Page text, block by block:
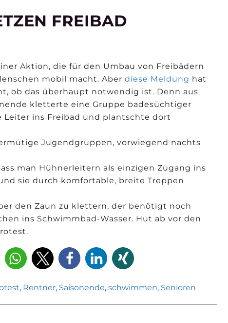
FREIBAD
Aktion, die für den Umbau von Freibädern
mobil macht. Aberdiese Meldung hat
ob das überhaupt notwendig ist. Denn aus
kletterte eine Gruppe badesüchtiger
Leiter ins Freibad und plantschte dort
Jugendgruppen, vorwiegend nachts
man Hühnerleitern als einzigen Zugang ins
sie durch komfortable, breite Treppen
den Zaun zu klettern, der benötigt noch
ins Schwimmbad-Wasser. Hut ab vor den
, Rentner, Saisonende,schwimmen, Senioren